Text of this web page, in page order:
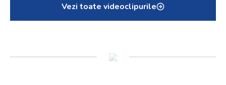
Vezi toate videoclipurile